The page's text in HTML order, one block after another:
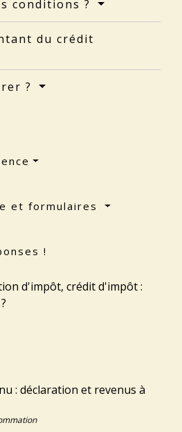
conditions ?
du crédit
?
et formulaires
!
d'impôt, crédit d'impôt :
: déclaration et revenus à